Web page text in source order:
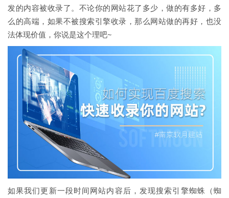
发的内容被收录了。不论你的网站花了多少，做的有多好，多
么的高端，如果不被搜索引擎收录，那么网站做的再好，也没
法体现价值，你说是这个理吧~
如果我们更新一段时间网站内容后，发现搜索引擎蜘蛛（蜘